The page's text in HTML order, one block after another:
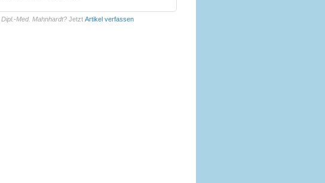
Dipl.-Med. Mahnhardt? Jetzt Artikel verfassen